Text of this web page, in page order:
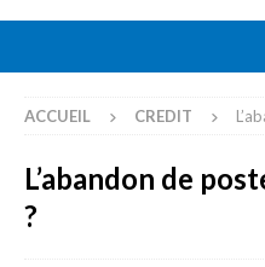
ACCUEIL CREDIT
L’abandon de
?